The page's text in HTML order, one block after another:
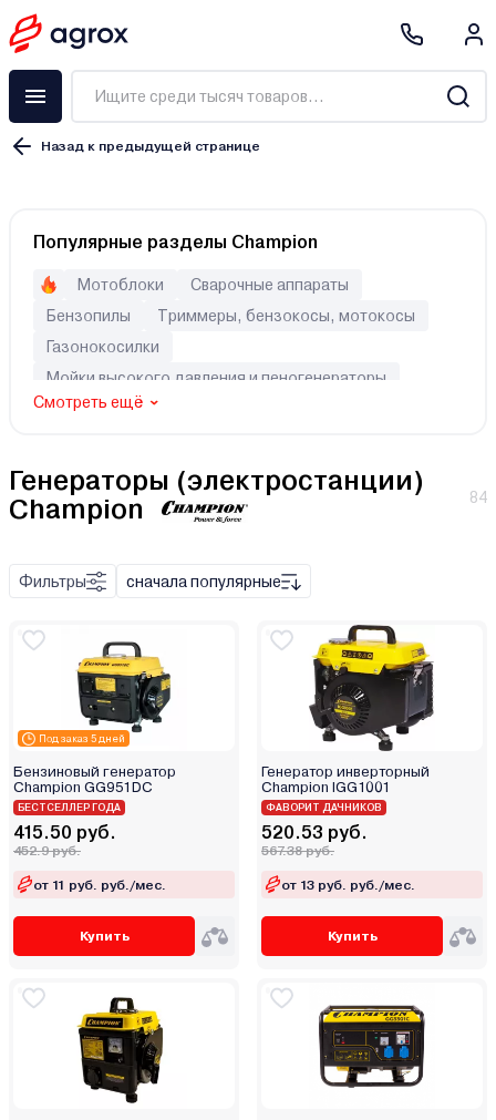
Назад к предыдущей странице
Популярные разделы Champion
Смотреть ещё
Мотоблоки
Сварочные аппараты
Бензопилы
Триммеры, бензокосы, мотокосы
Газонокосилки
Мойки высокого давления и пеногенераторы
Генераторы (электростанции)
Генераторы (электростанции)
Champion
84
3
1, 3
220/380
230/400 В
220 В
380 В
Фильтры сначала популярные
Под заказ 5 дней
Бензиновый генератор
Champion GG951DC
БЕСТСЕЛЛЕР ГОДА
415.50 руб.
452.9 руб.
от 11 руб. руб./мес.
Купить
Генератор инверторный
Champion IGG1001
ФАВОРИТ ДАЧНИКОВ
520.53 руб.
567.38 руб.
от 13 руб. руб./мес.
Купить